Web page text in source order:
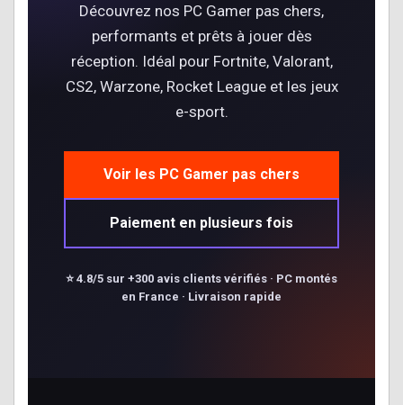
Découvrez nos PC Gamer pas chers,
performants et prêts à jouer dès
réception. Idéal pour Fortnite, Valorant,
CS2, Warzone, Rocket League et les jeux
e-sport.
Voir les PC Gamer pas chers
Paiement en plusieurs fois
⭐ 4.8/5 sur +300 avis clients vérifiés · PC montés
en France · Livraison rapide